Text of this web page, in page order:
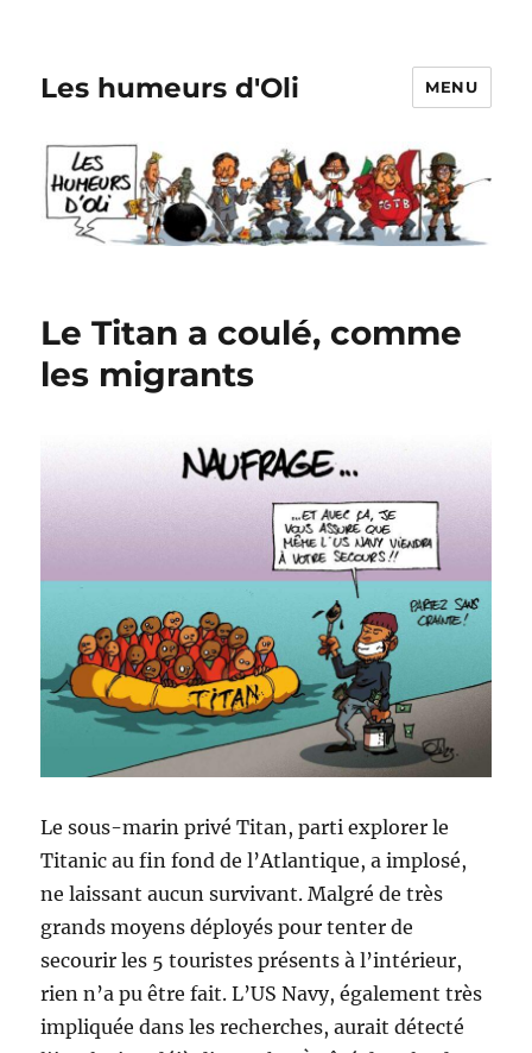
Les humeurs d'Oli MENU
Le Titan a coulé, comme
les migrants
Le sous-marin privé Titan, parti explorer le
Titanic au fin fond de l’Atlantique, a implosé,
ne laissant aucun survivant. Malgré de très
grands moyens déployés pour tenter de
secourir les 5 touristes présents à l’intérieur,
rien n’a pu être fait. L’US Navy, également très
impliquée dans les recherches, aurait détecté